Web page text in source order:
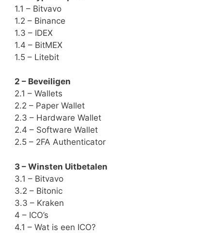
1.1 – Bitvavo
1.2 – Binance
1.3 – IDEX
1.4 – BitMEX
1.5 – Litebit
2 – Beveiligen
2.1 – Wallets
2.2 – Paper Wallet
2.3 – Hardware Wallet
2.4 – Software Wallet
2.5 – 2FA Authenticator
3 – Winsten Uitbetalen
3.1 – Bitvavo
3.2 – Bitonic
3.3 – Kraken
4 – ICO’s
4.1 – Wat is een ICO?